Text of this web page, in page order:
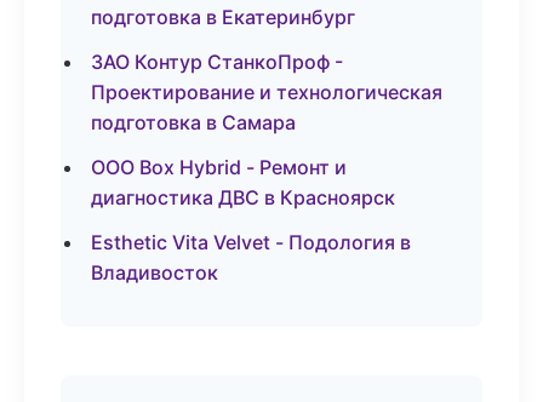
подготовка в Екатеринбург
ЗАО Контур СтанкоПроф -
Проектирование и технологическая
подготовка в Самара
ООО Box Hybrid - Ремонт и
диагностика ДВС в Красноярск
Esthetic Vita Velvet - Подология в
Владивосток